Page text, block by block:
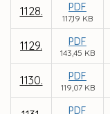
1128. PDF
117,19 KB
1129. PDF
143,45 KB
1130. PDF
119,07 KB
PDF